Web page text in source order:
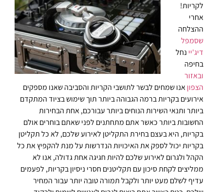
לקריות!
אחרי
ההצלחה
שסמפל
דיג'יי נחל
בחיפה
ובאזור
הצפוןאנו שמחים לבשר לתושבי הקריות והסביבה שאנו מספקים
אירועים בקריות ברמה הגבוהה ביותר תוך שימוש בציוד המתקדם
ביותר ותנאי השירות הנוחים ביותר עבורכם, אחת הבחירות
החשובות ביותר כאשר אתם מתחתנים לפני שאתם בוחרים אולם
בקריות, היא בעצם בחירת התקליטן לאירוע שלכם, לא כל תקליטן
בקריות יכול לספק את האיכויות הנדרשות על מנת להקפיץ את כל
הקהל ולגרום לאירוע שלכם להיות חגיגה אחת גדולה, אנו לא
ממליצים לקחת סיכון עם תקליטנים חסרי ניסיון בקריות, לפעמים
עדיף לשלם מעט יותר ולקבל תמורה טובה יותר עבור המחיר